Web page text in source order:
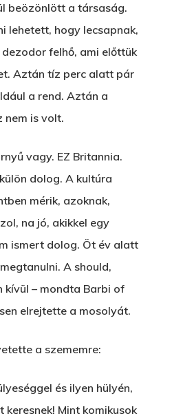
beözönlött a társaság.
lehetett, hogy lecsapnak,
felhő, ami előttük
Aztán tíz perc alatt pár
a rend. Aztán a
nem is volt.
vagy. EZ Britannia.
dolog. A kultúra
mérik, azoknak,
na jó, akikkel egy
ismert dolog. Öt év alatt
A should,
kívül – mondta Barbi of
elrejtette a mosolyát.
a szememre:
és ilyen hülyén,
keresnek! Mint komikusok